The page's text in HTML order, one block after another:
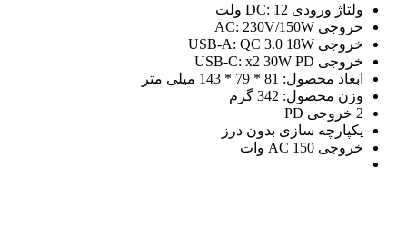
ولتاژ ورودی DC: 12 ولت
خروجی AC: 230V/150W
خروجی USB-A: QC 3.0 18W
خروجی USB-C: x2 30W PD
ابعاد محصول: 81 * 79 * 143 میلی متر
وزن محصول: 342 گرم
2 خروجی PD
یکپارچه سازی بدون درز
خروجی AC 150 وات